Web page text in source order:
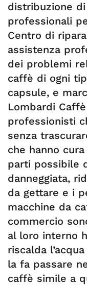
distribuzione
professionali
Centro di
assistenza
dei problemi
caffè di ogni
capsule, e
Lombardi
professionisti
senza
che hanno
parti possibile
danneggiata,
da gettare e i
macchine da
commercio
al loro interno
riscalda
la fa passare
caffè simile a